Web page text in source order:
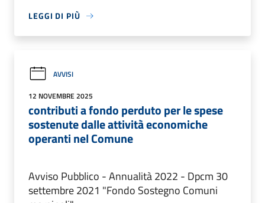
LEGGI DI PIÙ
AVVISI
12 NOVEMBRE 2025
contributi a fondo perduto per le spese
sostenute dalle attività economiche
operanti nel Comune
Avviso Pubblico - Annualità 2022 - Dpcm 30
settembre 2021 "Fondo Sostegno Comuni